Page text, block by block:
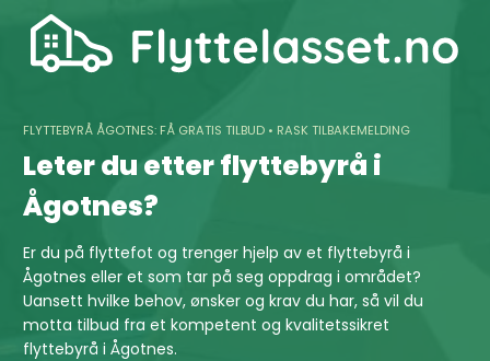
content
FLYTTEBYRÅ ÅGOTNES: FÅ GRATIS TILBUD • RASK TILBAKEMELDING
Leter du etter flyttebyrå i
Ågotnes?
Er du på flyttefot og trenger hjelp av et flyttebyrå i
Ågotnes eller et som tar på seg oppdrag i området?
Uansett hvilke behov, ønsker og krav du har, så vil du
motta tilbud fra et kompetent og kvalitetssikret
flyttebyrå i Ågotnes.